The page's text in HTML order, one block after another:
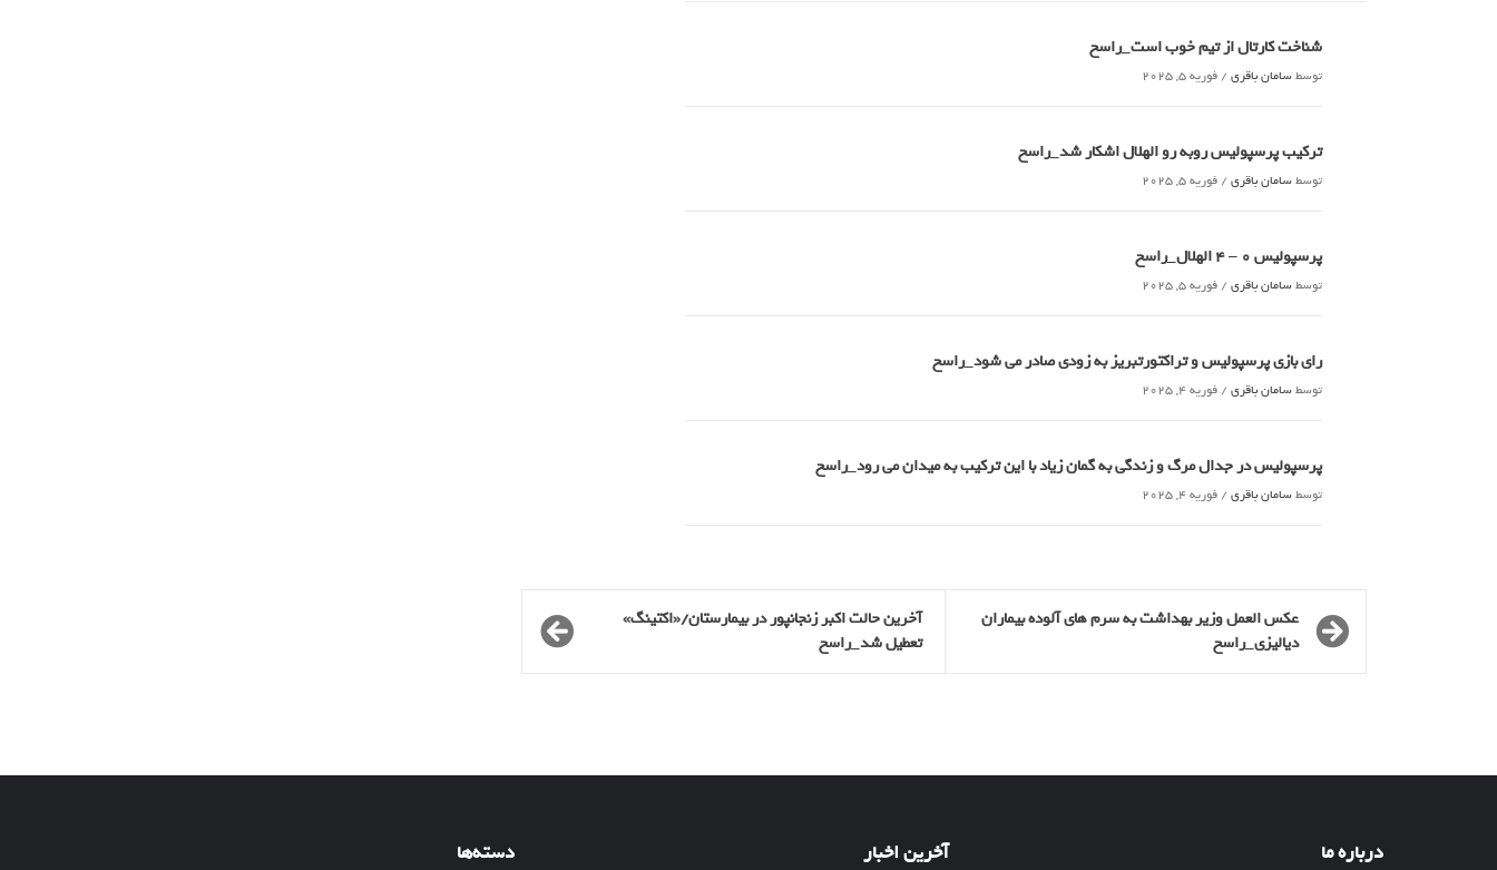
شناخت کارتال از تیم خوب است_راسخ
توسطسامان باقری / فوریه 5, 2025
ترکیب پرسپولیس روبه رو الهلال اشکار شد_راسخ
توسطسامان باقری / فوریه 5, 2025
پرسپولیس 0 – ۴ الهلال_راسخ
توسطسامان باقری / فوریه 5, 2025
رای بازی پرسپولیس و تراکتورتبریز به زودی صادر می شود_راسخ
توسطسامان باقری / فوریه 4, 2025
پرسپولیس در جدال مرگ و زندگی به گمان زیاد با این ترکیب به میدان می رود_راسخ
توسطسامان باقری / فوریه 4, 2025
عکس العمل وزیر بهداشت به سرم های آلوده بیماران
دیالیزی_راسخ
آخرین حالت اکبر زنجانپور در بیمارستان/«اکتینگ»
تعطیل شد_راسخ
درباره ما آخرین اخبار دسته‌ها